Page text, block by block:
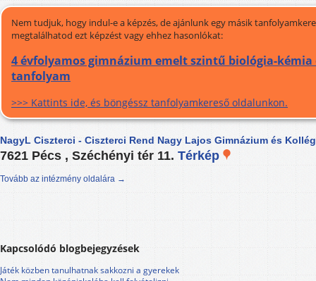
Nem tudjuk, hogy indul-e a képzés, de ajánlunk egy másik
megtalálhatod ezt képzést vagy ehhez hasonlókat:
4 évfolyamos gimnázium emelt szintű biológia-kémia
tanfolyam
>>> Kattints ide, és böngéssz tanfolyamkereső oldalunkon.
NagyL Ciszterci - Ciszterci Rend Nagy Lajos Gimnázium és
7621 Pécs , Széchényi tér 11. Térkép
Tovább az intézmény oldalára →
Kapcsolódó blogbejegyzések
Játék közben tanulhatnak sakkozni a gyerekek